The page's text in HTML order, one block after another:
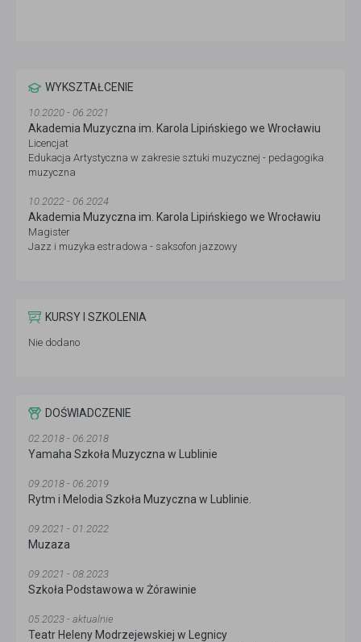
WYKSZTAŁCENIE
10.2020 - 06.2021
Akademia Muzyczna im. Karola Lipińskiego we Wrocławiu
Licencjat
Edukacja Artystyczna w zakresie sztuki muzycznej - pedagogika
muzyczna
10.2022 - 06.2024
Akademia Muzyczna im. Karola Lipińskiego we Wrocławiu
Magister
Jazz i muzyka estradowa - saksofon jazzowy
KURSY I SZKOLENIA
Nie dodano
DOŚWIADCZENIE
02.2018 - 06.2018
Yamaha Szkoła Muzyczna w Lublinie
09.2018 - 06.2019
Rytm i Melodia Szkoła Muzyczna w Lublinie.
09.2021 - 01.2022
Muzaza
09.2021 - 08.2023
Szkoła Podstawowa w Żórawinie
05.2023 - aktualnie
Teatr Heleny Modrzejewskiej w Legnicy